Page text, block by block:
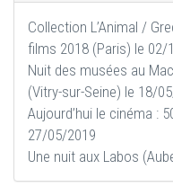
Collection L’Animal /
films 2018 (Paris) le 02/
Nuit des musées au
(Vitry-sur-Seine) le 18/
Aujourd’hui le cinéma :
27/05/2019
Une nuit aux Labos